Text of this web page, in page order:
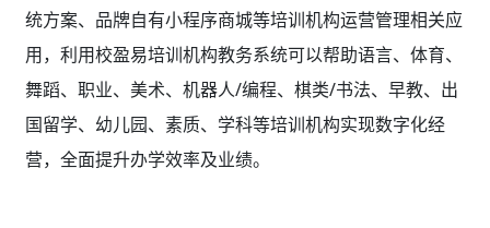
统方案、品牌自有小程序商城等培训机构运营管理相关应
用，利用校盈易培训机构教务系统可以帮助语言、体育、
舞蹈、职业、美术、机器人/编程、棋类/书法、早教、出
国留学、幼儿园、素质、学科等培训机构实现数字化经
营，全面提升办学效率及业绩。